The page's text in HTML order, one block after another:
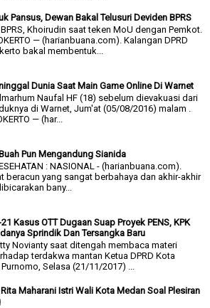
Pansus, Dewan Bakal Telusuri Deviden BPRS
BPRS, Khoirudin saat teken MoU dengan Pemkot.
— (harianbuana.com). Kalangan DPRD
bakal membentuk...
Dunia Saat Main Game Online Di Warnet
Naufal HF (18) sebelum dievakuasi dari
di Warnet, Jum'at (05/08/2016) malam .
— (har...
Pun Mengandung Sianida
: NASIONAL - (harianbuana.com).
beracun yang sangat berbahaya dan akhir-akhir
bany...
Kasus OTT Dugaan Suap Proyek PENS, KPK
Sprindik Dan Tersangka Baru
Novianty saat ditengah membaca materi
terdakwa mantan Ketua DPRD Kota
Selasa (21/11/2017) ...
Rita Maharani Istri Wali Kota Medan Soal Plesiran